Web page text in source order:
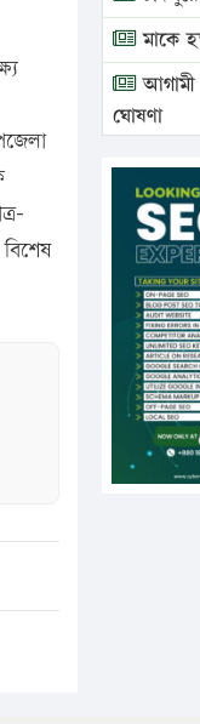
মাকে
আগামী
ঘোষণা
এবার
১৭
বাড়ানোর
১৬ মে
যাবেন